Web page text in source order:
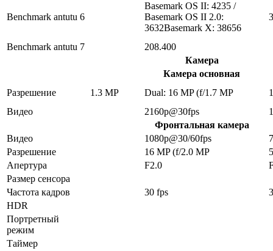
Benchmark antutu 6
Basemark OS II: 4235 /
Basemark OS II 2.0:
3632Basemark X: 38656
Benchmark antutu 7
208.400
Камера
Камера основная
Разрешение
1.3 MP Dual: 16 MP (f/1.7 MP
Видео
2160p@30fps
Фронтальная камера
Видео
1080p@30/60fps
Разрешение
16 MP (f/2.0 MP
Апертура
F2.0
Размер сенсора
Частота кадров
30 fps
HDR
Портретный
режим
Таймер